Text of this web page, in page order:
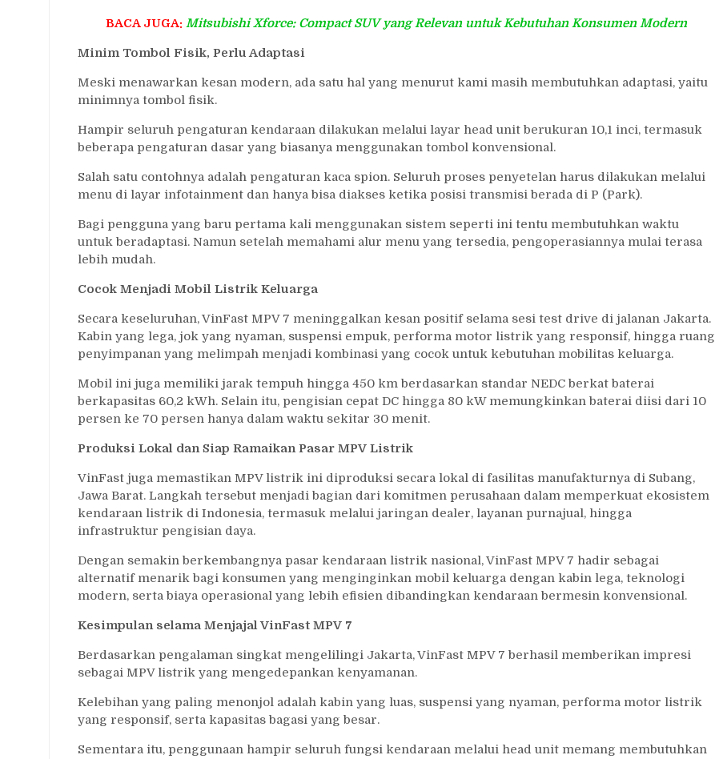
BACA JUGA: Mitsubishi Xforce: Compact SUV yang Relevan untuk Kebutuhan Konsumen Modern
Minim Tombol Fisik, Perlu Adaptasi
Meski menawarkan kesan modern, ada satu hal yang menurut kami masih membutuhkan adaptasi, yaitu
minimnya tombol fisik.
Hampir seluruh pengaturan kendaraan dilakukan melalui layar head unit berukuran 10,1 inci, termasuk
beberapa pengaturan dasar yang biasanya menggunakan tombol konvensional.
Salah satu contohnya adalah pengaturan kaca spion. Seluruh proses penyetelan harus dilakukan melalui
menu di layar infotainment dan hanya bisa diakses ketika posisi transmisi berada di P (Park).
Bagi pengguna yang baru pertama kali menggunakan sistem seperti ini tentu membutuhkan waktu
untuk beradaptasi. Namun setelah memahami alur menu yang tersedia, pengoperasiannya mulai terasa
lebih mudah.
Cocok Menjadi Mobil Listrik Keluarga
Secara keseluruhan, VinFast MPV 7 meninggalkan kesan positif selama sesi test drive di jalanan Jakarta.
Kabin yang lega, jok yang nyaman, suspensi empuk, performa motor listrik yang responsif, hingga ruang
penyimpanan yang melimpah menjadi kombinasi yang cocok untuk kebutuhan mobilitas keluarga.
Mobil ini juga memiliki jarak tempuh hingga 450 km berdasarkan standar NEDC berkat baterai
berkapasitas 60,2 kWh. Selain itu, pengisian cepat DC hingga 80 kW memungkinkan baterai diisi dari 10
persen ke 70 persen hanya dalam waktu sekitar 30 menit.
Produksi Lokal dan Siap Ramaikan Pasar MPV Listrik
VinFast juga memastikan MPV listrik ini diproduksi secara lokal di fasilitas manufakturnya di Subang,
Jawa Barat. Langkah tersebut menjadi bagian dari komitmen perusahaan dalam memperkuat ekosistem
kendaraan listrik di Indonesia, termasuk melalui jaringan dealer, layanan purnajual, hingga
infrastruktur pengisian daya.
Dengan semakin berkembangnya pasar kendaraan listrik nasional, VinFast MPV 7 hadir sebagai
alternatif menarik bagi konsumen yang menginginkan mobil keluarga dengan kabin lega, teknologi
modern, serta biaya operasional yang lebih efisien dibandingkan kendaraan bermesin konvensional.
Kesimpulan selama Menjajal VinFast MPV 7
Berdasarkan pengalaman singkat mengelilingi Jakarta, VinFast MPV 7 berhasil memberikan impresi
sebagai MPV listrik yang mengedepankan kenyamanan.
Kelebihan yang paling menonjol adalah kabin yang luas, suspensi yang nyaman, performa motor listrik
yang responsif, serta kapasitas bagasi yang besar.
Sementara itu, penggunaan hampir seluruh fungsi kendaraan melalui head unit memang membutuhkan